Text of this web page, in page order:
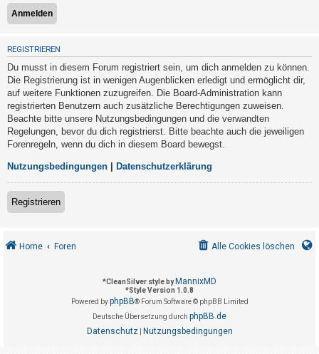
i
s
t
r
i
e
r
e
n
U
n
e
REGISTRIEREN
Du musst in diesem Forum registriert sein, um dich anmelden zu können.
Die Registrierung ist in wenigen Augenblicken erledigt und ermöglicht dir,
auf weitere Funktionen zuzugreifen. Die Board-Administration kann
registrierten Benutzern auch zusätzliche Berechtigungen zuweisen.
Beachte bitte unsere Nutzungsbedingungen und die verwandten
Regelungen, bevor du dich registrierst. Bitte beachte auch die jeweiligen
Forenregeln, wenn du dich in diesem Board bewegst.
Nutzungsbedingungen Datenschutzerklärung
Registrieren
Home Foren Alle Cookies löschen
*CleanSilver style by MannixMD
*Style Version 1.0.8
Powered byphpBB® Forum Software © phpBB Limited
Deutsche Übersetzung durch phpBB.de
Datenschutz| Nutzungsbedingungen